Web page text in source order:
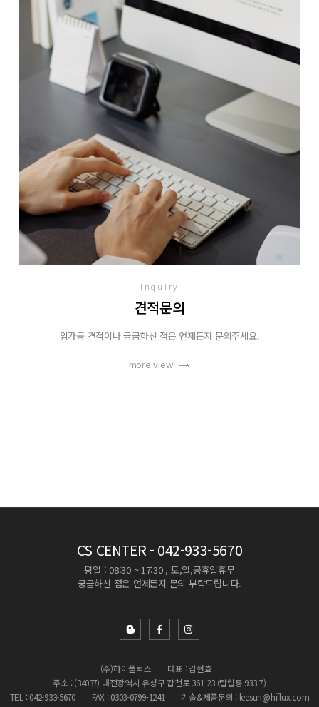
Inquiry
견적문의
임가공 견적이나 궁금하신 점은 언제든지 문의주세요.
more view
CS CENTER - 042-933-5670
평일 : 08:30 ~ 17:30 , 토,일,공휴일휴무
궁금하신 점은 언제든지 문의 부탁드립니다.
(주)하이플럭스
대표 : 김현효
주소 : (34037) 대전광역시 유성구 갑천로 361-23 (탑립동 933-7)
TEL : 042-933-5670
FAX : 0303-0799-1241
기술&제품문의 : leesun@hiflux.com